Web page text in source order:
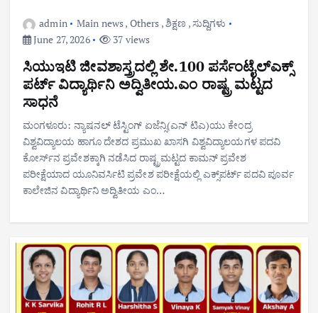
admin Main news, Others ,ಶಿಕ್ಷಣ ,ಸುದ್ದಿಗಳು
June 27, 2026
37 views
ಸಿಯುಇಟಿ ಜೀವಶಾಸ್ತ್ರದಲ್ಲಿ ಶೇ.100 ಪರ್ಸೆಂಟೈಲ್ಎಕ್ಸ್
ಪರ್ಟ್ ವಿದ್ಯಾರ್ಥಿನಿ ಅದ್ವಿತೀಯ.ಎಂ ರಾಷ್ಟ್ರ ಮಟ್ಟದ
ಸಾಧನೆ
ಮಂಗಳೂರು: ನ್ಯಾಷನಲ್ ಟೆಸ್ಟಿಂಗ್ ಏಜೆನ್ಸಿ(ಎನ್ ಟಿಎ)ಯು ಕೇಂದ್ರ
ವಿಶ್ವವಿದ್ಯಾಲಯ ಹಾಗೂ ದೇಶದ ಪ್ರಮುಖ ಖಾಸಗಿ ವಿಶ್ವವಿದ್ಯಾಲಯಗಳ ಪದವಿ
ಕೋರ್ಸ್‌ನ ಪ್ರವೇಶಕ್ಕಾಗಿ ನಡೆಸಿದ ರಾಷ್ಟ್ರಮಟ್ಟದ ಕಾಮನ್ ಪ್ರವೇಶ
ಪರೀಕ್ಷೆಯಾದ ಯೂನಿವರ್ಸಿಟಿ ಪ್ರವೇಶ ಪರೀಕ್ಷೆಯಲ್ಲಿ ಎಕ್ಸ್‌ಪರ್ಟ್ ಪದವಿ ಪೂರ್ವ
ಕಾಲೇಜಿನ ವಿದ್ಯಾರ್ಥಿನಿ ಅದ್ವಿತೀಯ ಎಂ…